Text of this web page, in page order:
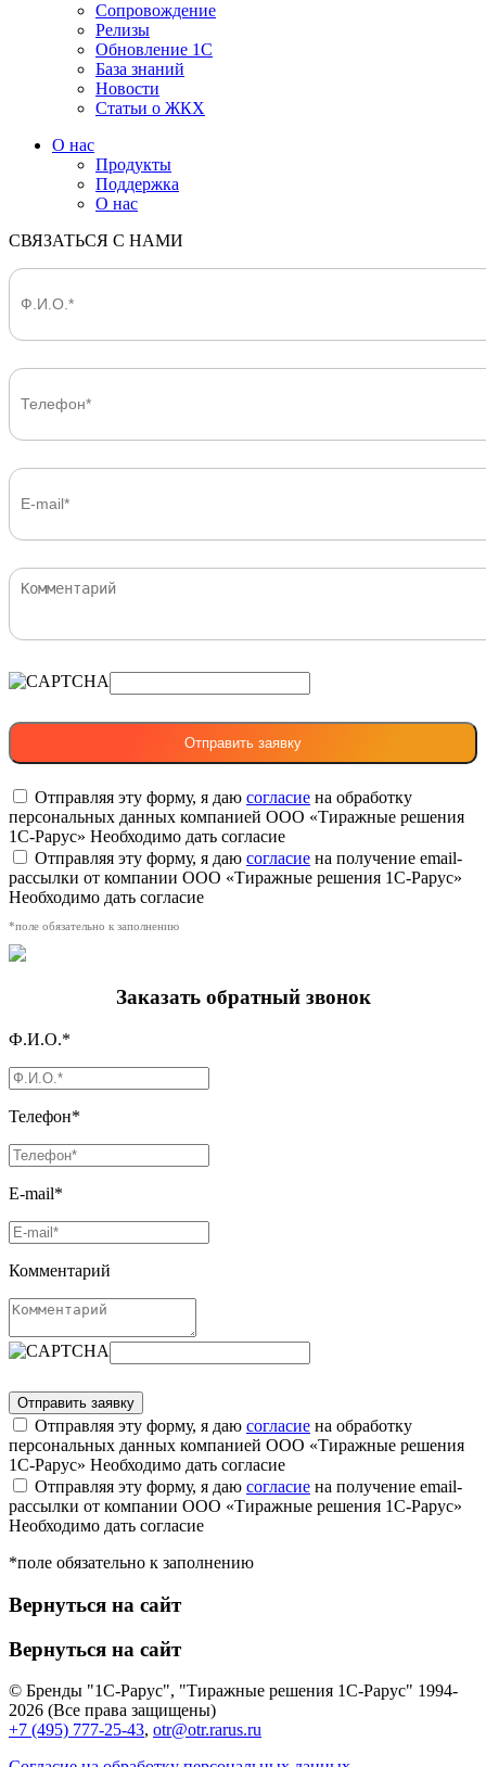
Сопровождение
Релизы
Обновление 1С
База знаний
Новости
Статьи о ЖКХ
О нас
Продукты
Поддержка
О нас
СВЯЗАТЬСЯ С НАМИ
Отправляя эту форму, я даю согласие на обработку
персональных данных компанией ООО «Тиражные решения
1С-Рарус» Необходимо дать согласие
Отправляя эту форму, я даю согласие на получение email-
рассылки от компании ООО «Тиражные решения 1С-Рарус»
Необходимо дать согласие
*поле обязательно к заполнению
Заказать обратный звонок
Ф.И.О.*
Телефон*
E-mail*
Комментарий
Отправляя эту форму, я даю согласие на обработку
персональных данных компанией ООО «Тиражные решения
1С-Рарус» Необходимо дать согласие
Отправляя эту форму, я даю согласие на получение email-
рассылки от компании ООО «Тиражные решения 1С-Рарус»
Необходимо дать согласие
*поле обязательно к заполнению
Вернуться на сайт
Вернуться на сайт
© Бренды "1С-Рарус", "Тиражные решения 1С-Рарус" 1994-
2026 (Все права защищены)
+7 (495) 777-25-43, otr@otr.rarus.ru